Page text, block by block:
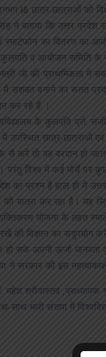
18 छात्र-छात्राओं को
ने बताया कि उत्तर प्रदेश
का वितरण का
व आयोजन समिति के
जी की प्राथमिकता में
में सशक्त बनाने का सतत
कर रहे हैं ।
के कुलपति
में उपस्थित छात्र-छात्राओं
करें तो वह वरदान हो
परंतु विश्व में कई मोर्चे पर
का प्रश्न है हाल ही में
की यात्रा कर रहा है। यह
योजना के तहत
की विज्ञान का सदुपयोग
हो सके अपनी ऊर्जा मानवता
ने सरकार की इस
श्रीवास्तव ,प्राध्यापक
भारी संख्या में